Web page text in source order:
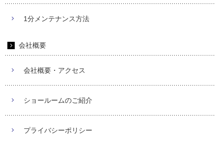
1分メンテナンス方法
会社概要
会社概要・アクセス
ショールームのご紹介
プライバシーポリシー